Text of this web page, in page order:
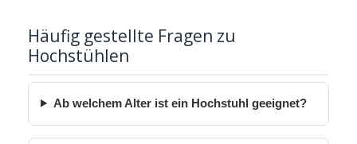
Häufig gestellte Fragen zu
Hochstühlen
Ab welchem Alter ist ein Hochstuhl geeignet?